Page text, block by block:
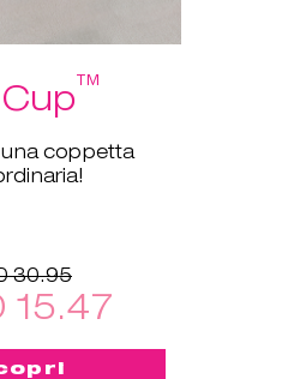
™
una coppetta
30.95
15.47